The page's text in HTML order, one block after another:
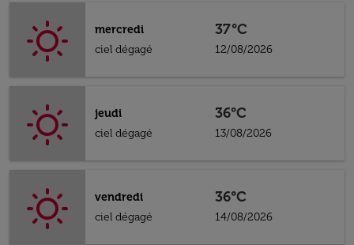
mercredi
ciel dégagé
37°C
12/08/2026
jeudi
ciel dégagé
36°C
13/08/2026
vendredi
ciel dégagé
36°C
14/08/2026